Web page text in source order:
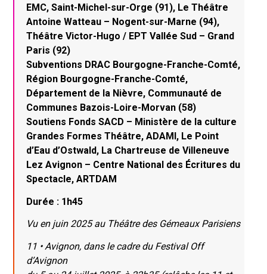
EMC, Saint-Michel-sur-Orge (91), Le Théâtre
Antoine Watteau – Nogent-sur-Marne (94),
Théâtre Victor-Hugo / EPT Vallée Sud – Grand
Paris (92)
Subventions DRAC Bourgogne-Franche-Comté,
Région Bourgogne-Franche-Comté,
Département de la Nièvre, Communauté de
Communes Bazois-Loire-Morvan (58)
Soutiens Fonds SACD – Ministère de la culture
Grandes Formes Théâtre, ADAMI, Le Point
d’Eau d’Ostwald, La Chartreuse de Villeneuve
Lez Avignon – Centre National des Écritures du
Spectacle, ARTDAM
Durée : 1h45
Vu en juin 2025 au Théâtre des Gémeaux Parisiens
11 • Avignon, dans le cadre du Festival Off
d’Avignon